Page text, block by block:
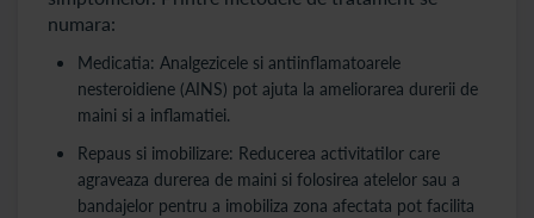
numara:
Medicatia: Analgezicele si antiinflamatoarele
nesteroidiene (AINS) pot ajuta la ameliorarea durerii de
maini si a inflamatiei.
Repaus si imobilizare: Reducerea activitatilor care
agraveaza durerea de maini si folosirea atelelor sau a
bandajelor pentru a imobiliza zona afectata pot facilita